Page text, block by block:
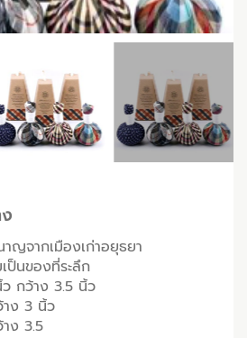
ญจากเมืองเก่าอยุธยา
ป็นของที่ระลึก
กว้าง 3.5 นิ้ว
ง 3 นิ้ว
ง 3.5